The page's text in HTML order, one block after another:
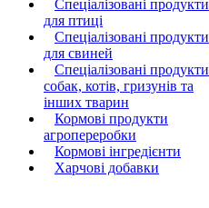
Спеціалізовані продукти
для птиці
Спеціалізовані продукти
для свиней
Спеціалізовані продукти
собак, котів, гризунів та
інших тварин
Кормові продукти
агропереробки
Кормові інгредієнти
Харчові добавки